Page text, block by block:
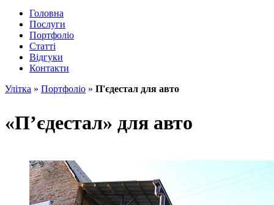
Головна
Послуги
Портфоліо
Статті
Відгуки
Контакти
Улітка » Портфоліо » П'єдестал для авто
«П’єдестал» для авто